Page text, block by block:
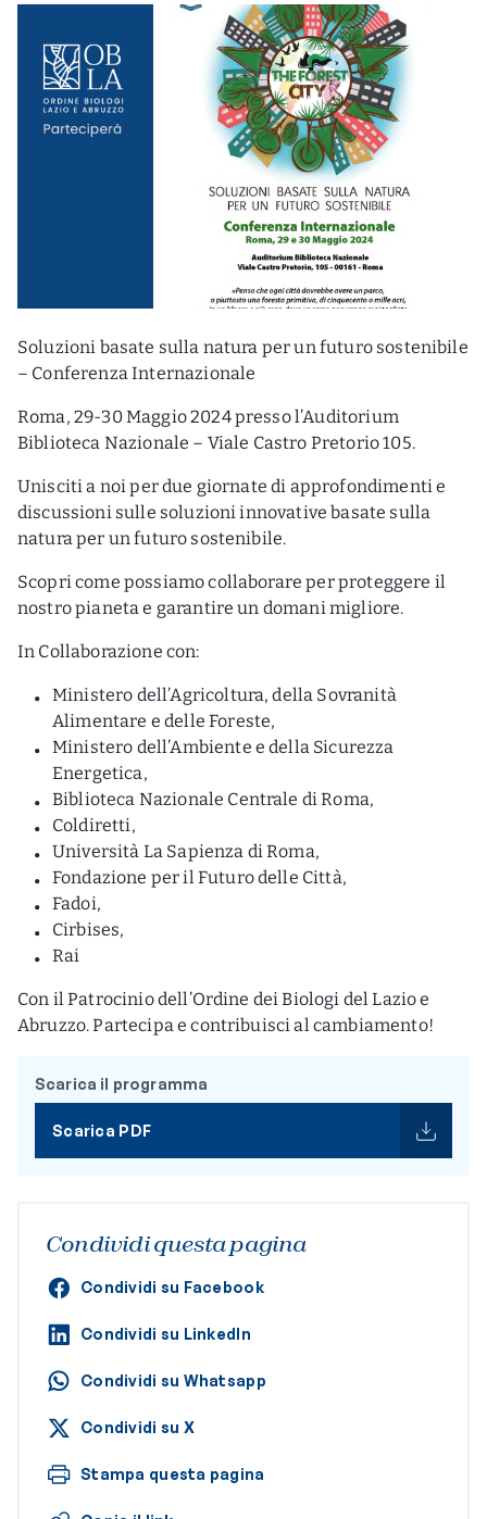
Soluzioni basate sulla natura per un futuro sostenibile
– Conferenza Internazionale
Roma, 29-30 Maggio 2024 presso l’Auditorium
Biblioteca Nazionale – Viale Castro Pretorio 105.
Unisciti a noi per due giornate di approfondimenti e
discussioni sulle soluzioni innovative basate sulla
natura per un futuro sostenibile.
Scopri come possiamo collaborare per proteggere il
nostro pianeta e garantire un domani migliore.
In Collaborazione con:
Ministero dell’Agricoltura, della Sovranità
Alimentare e delle Foreste,
Ministero dell’Ambiente e della Sicurezza
Energetica,
Biblioteca Nazionale Centrale di Roma,
Coldiretti,
Università La Sapienza di Roma,
Fondazione per il Futuro delle Città,
Fadoi,
Cirbises,
Rai
Con il Patrocinio dell’Ordine dei Biologi del Lazio e
Abruzzo. Partecipa e contribuisci al cambiamento!
Scarica il programma
Scarica PDF
Condividi questa pagina
Condividi su Facebook
Condividi su LinkedIn
Condividi su Whatsapp
Condividi su X
Stampa questa pagina